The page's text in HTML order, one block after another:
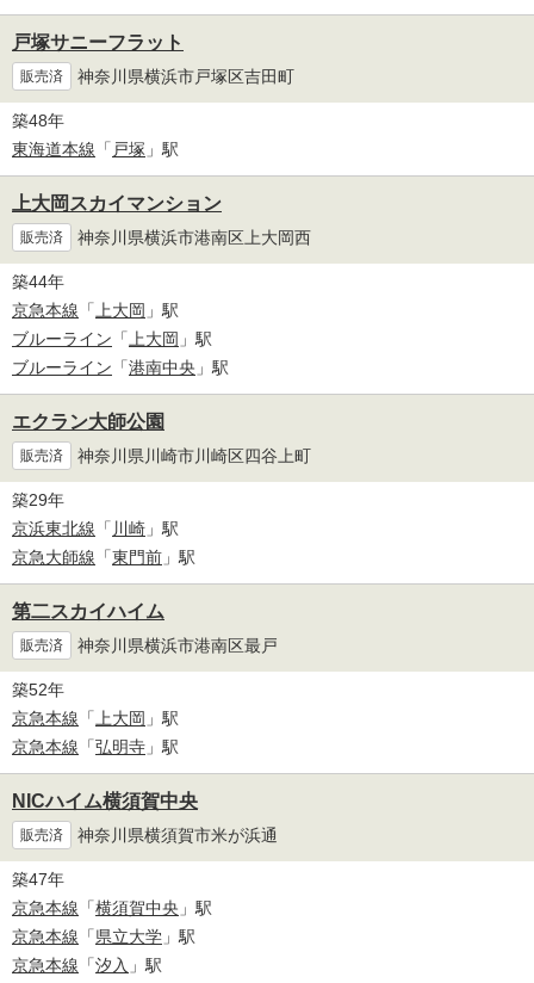
戸塚サニーフラット
販売済 神奈川県横浜市戸塚区吉田町
築48年
東海道本線 「 戸塚 」駅
上大岡スカイマンション
販売済 神奈川県横浜市港南区上大岡西
築44年
京急本線 「上大岡 」駅
ブルーライン 「上大岡 」駅
ブルーライン 「港南中央 」駅
エクラン大師公園
販売済 神奈川県川崎市川崎区四谷上町
築29年
京浜東北線 「 川崎 」駅
京急大師線 「東門前 」駅
第二スカイハイム
販売済 神奈川県横浜市港南区最戸
築52年
京急本線 「上大岡 」駅
京急本線 「弘明寺 」駅
NICハイム横須賀中央
販売済 神奈川県横須賀市米が浜通
築47年
京急本線 「横須賀中央 」駅
京急本線 「県立大学 」駅
京急本線 「汐入 」駅